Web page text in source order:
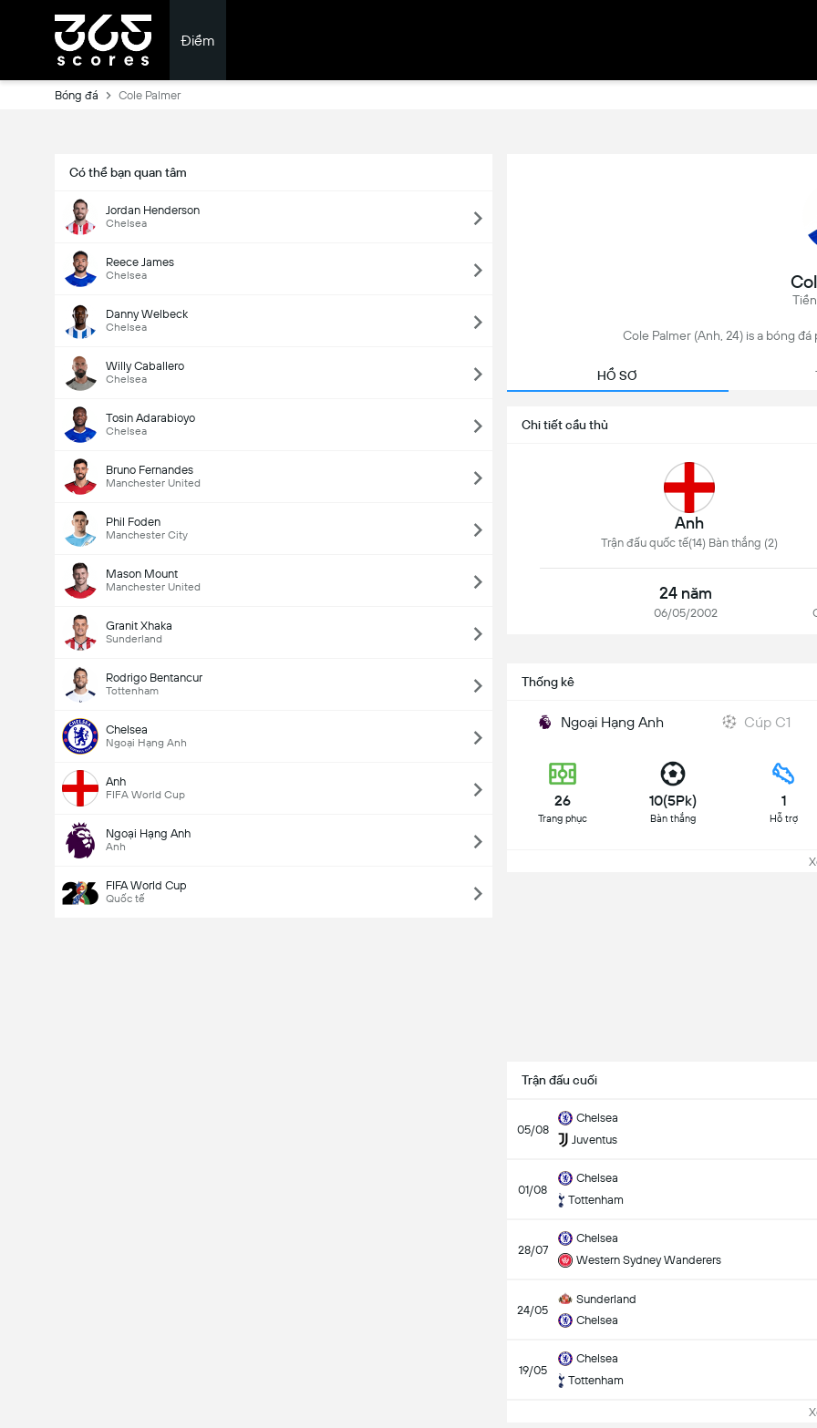
Điểm
Bóng đá Cole Palmer
Có thể bạn quan tâm
Jordan Henderson
Chelsea
Reece James
Chelsea
Danny Welbeck
Chelsea
Willy Caballero
Chelsea
Tosin Adarabioyo
Chelsea
Bruno Fernandes
Manchester United
Phil Foden
Manchester City
Mason Mount
Manchester United
Granit Xhaka
Sunderland
Rodrigo Bentancur
Tottenham
Chelsea
Ngoại Hạng Anh
Anh
FIFA World Cup
Ngoại Hạng Anh
Anh
FIFA World Cup
Quốc tế
Cole Palmer (Anh, 24) is a bóng
HỒ SƠ
Chi tiết cầu thủ
Anh
Trận đấu quốc tế(14) Bàn thắng (2)
24 năm
06/05/2002
Thống kê
Ngoại Hạng Anh Cúp C1
26
Trang phục
10(5Pk)
Bàn thắng
1
Hỗ trợ
Trận đấu cuối
05/08
Chelsea
Juventus
01/08
Chelsea
Tottenham
28/07
Chelsea
Western Sydney Wanderers
24/05
Sunderland
Chelsea
19/05
Chelsea
Tottenham